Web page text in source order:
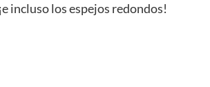
incluso los espejos redondos!